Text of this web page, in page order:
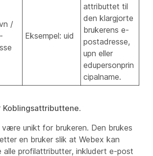
/
Eksempel: uid
attributtet til
den klargjorte
brukerens e-
postadresse,
upn eller
edupersonprin
cipalname.
Koblingsattributtene.
unikt for brukeren. Den brukes
en bruker slik at Webex kan
alle profilattributter, inkludert e-post